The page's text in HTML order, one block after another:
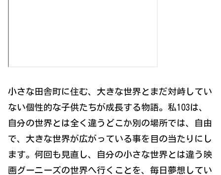
小さな田舎町に住む、大きな世界とまだ対峙してい
ない個性的な子供たちが成長する物語。私103は、
自分の世界とは全く違うどこか別の場所では、自由
で、大きな世界が広がっている事を目の当たりにし
ます。何回も見直し、自分の小さな世界とは違う映
画グーニーズの世界へ行くことを、毎日夢想してい